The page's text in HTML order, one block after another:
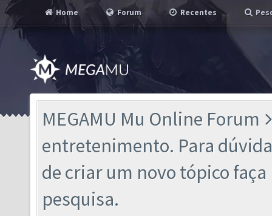
Home Forum Recentes
MEGAMU Mu Online Forum
entretenimento. Para
de criar um novo tópico
pesquisa.